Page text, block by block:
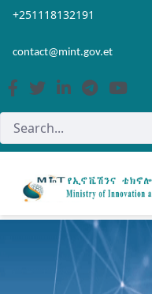
Skip to Main Content
Open Accessibility Menu
+251118132191
contact@mint.gov.et